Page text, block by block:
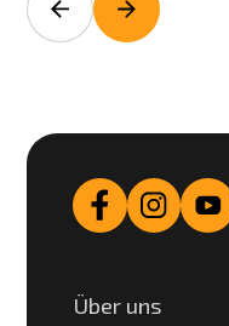
Über uns